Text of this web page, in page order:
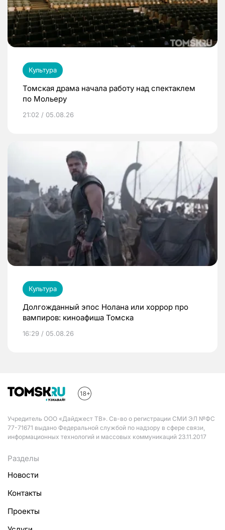
Культура
Томская драма начала работу над спектаклем
по Мольеру
21:02 / 05.08.26
Культура
Долгожданный эпос Нолана или хоррор про
вампиров: киноафиша Томска
16:29 / 05.08.26
Учредитель ООО «Дайджест ТВ». Св-во о регистрации СМИ ЭЛ №ФС
77-71671 выдано Федеральной службой по надзору в сфере связи,
информационных технологий и массовых коммуникаций 23.11.2017
Разделы
Новости
Контакты
Проекты